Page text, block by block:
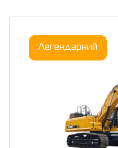
Легендарний